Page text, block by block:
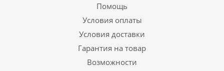
Помощь
Условия оплаты
Условия доставки
Гарантия на товар
Возможности